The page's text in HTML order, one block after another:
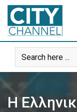
Skip
content
Η